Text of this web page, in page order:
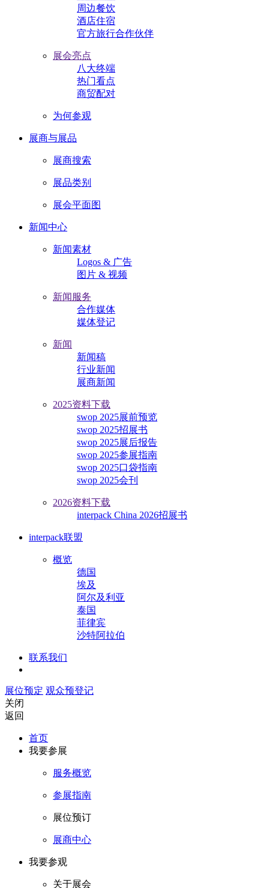
周边餐饮
酒店住宿
官方旅行合作伙伴
展会亮点
八大终端
热门看点
商贸配对
为何参观
展商与展品
展商搜索
展品类别
展会平面图
新闻中心
新闻素材
Logos & 广告
图片 & 视频
新闻服务
合作媒体
媒体登记
新闻
新闻稿
行业新闻
展商新闻
2025资料下载
swop 2025展前预览
swop 2025招展书
swop 2025展后报告
swop 2025参展指南
swop 2025口袋指南
swop 2025会刊
2026资料下载
interpack China 2026招展书
interpack联盟
概览
德国
埃及
阿尔及利亚
泰国
菲律宾
沙特阿拉伯
联系我们
展位预定 观众预登记
关闭
返回
首页
我要参展
服务概览
参展指南
展位预订
展商中心
我要参观
关于展会